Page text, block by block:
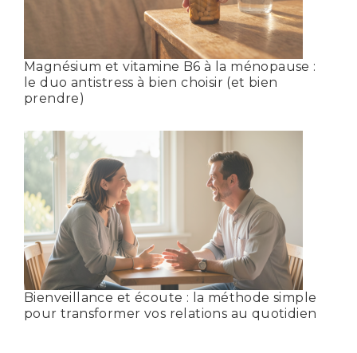
Magnésium et vitamine B6 à la ménopause :
le duo antistress à bien choisir (et bien
prendre)
Bienveillance et écoute : la méthode simple
pour transformer vos relations au quotidien